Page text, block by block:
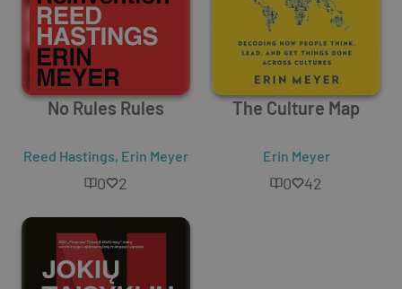
No Rules Rules
Reed Hastings, Erin Meyer
0 2
The Culture Map
Erin Meyer
0 42